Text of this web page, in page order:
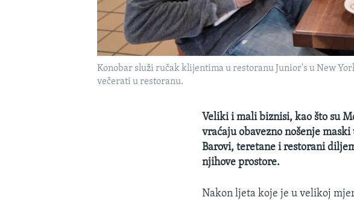
Konobar služi ručak klijentima u restoranu Junior's u New
večerati u restoranu.
Veliki i mali biznisi, kao što su
vraćaju obavezno nošenje
Barovi, teretane i restorani
njihove prostore.
Nakon ljeta koje je u velikoj